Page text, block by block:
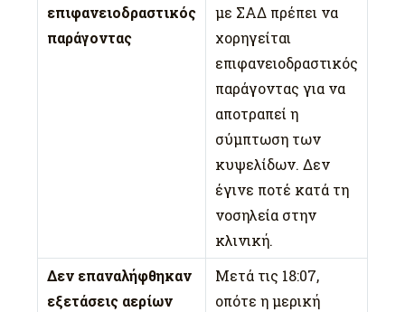
επιφανειοδραστικός
παράγοντας
με ΣΑΔ πρέπει να
χορηγείται
επιφανειοδραστικός
παράγοντας για να
αποτραπεί η
σύμπτωση των
κυψελίδων. Δεν
έγινε ποτέ κατά τη
νοσηλεία στην
κλινική.
Δεν επαναλήφθηκαν
εξετάσεις αερίων
Μετά τις 18:07,
οπότε η μερική